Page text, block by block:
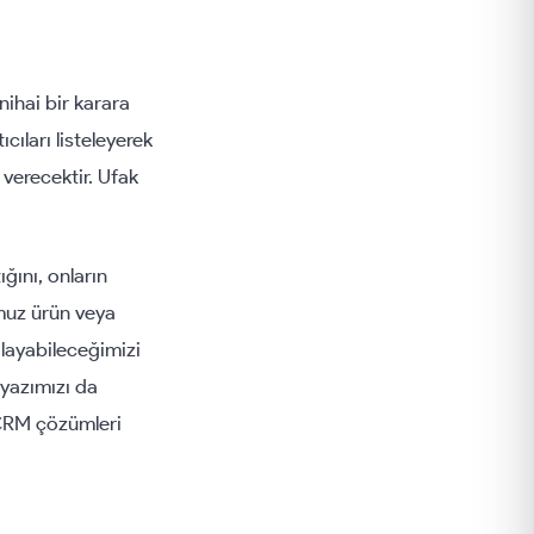
bir karara
listeleyerek
Ufak
onların
ürün veya
da
çözümleri